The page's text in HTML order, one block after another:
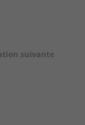
suivante